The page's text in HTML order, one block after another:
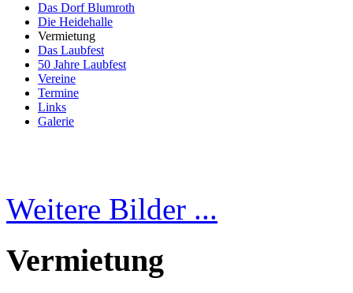
Das Dorf Blumroth
Die Heidehalle
Vermietung
Das Laubfest
50 Jahre Laubfest
Vereine
Termine
Links
Galerie
Weitere Bilder ...
Vermietung